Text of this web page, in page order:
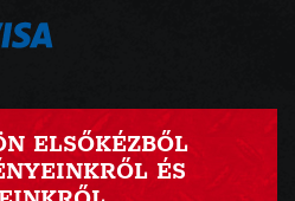
ELSŐKÉZBŐL
ÉS